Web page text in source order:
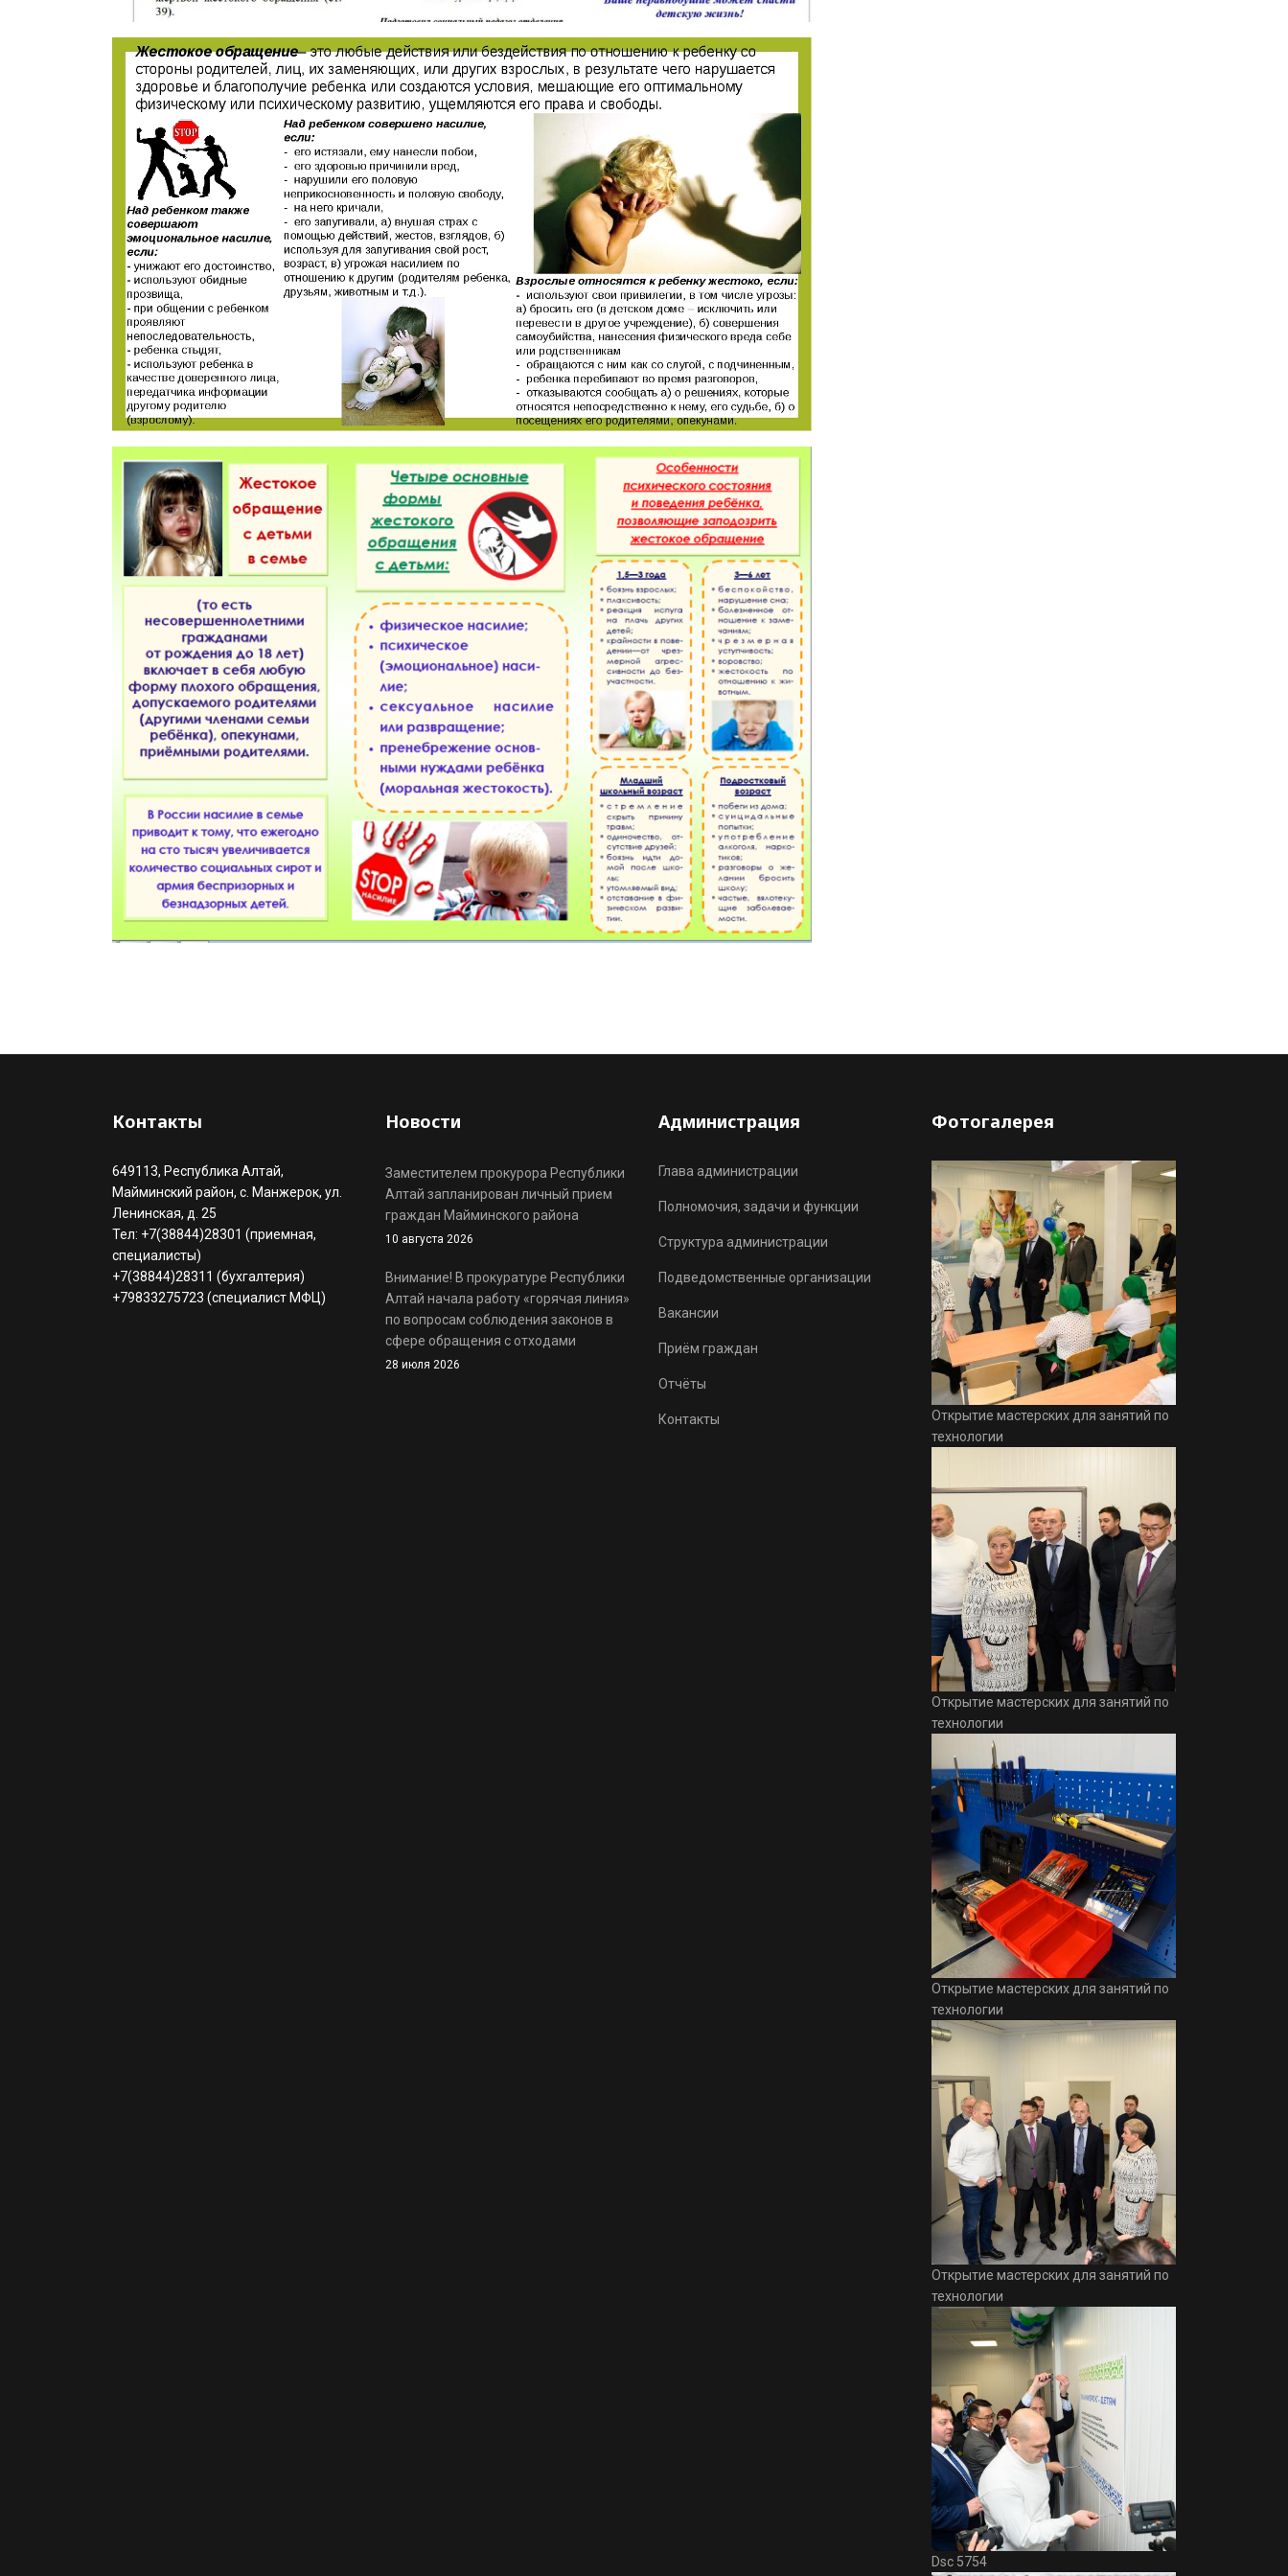
Контакты
649113, Республика Алтай,
Майминский район, с. Манжерок, ул.
Ленинская, д. 25
Тел: +7(38844)28301 (приемная,
специалисты)
+7(38844)28311 (бухгалтерия)
+79833275723 (специалист МФЦ)
Новости
Заместителем прокурора Республики
Алтай запланирован личный прием
граждан Майминского района
10 августа 2026
Внимание! В прокуратуре Республики
Алтай начала работу «горячая линия»
по вопросам соблюдения законов в
сфере обращения с отходами
28 июля 2026
Администрация
Глава администрации
Полномочия, задачи и функции
Структура администрации
Подведомственные организации
Вакансии
Приём граждан
Отчёты
Контакты
Фотогалерея
Открытие мастерских для занятий по
технологии
Открытие мастерских для занятий по
технологии
Открытие мастерских для занятий по
технологии
Открытие мастерских для занятий по
технологии
Dsc 5754